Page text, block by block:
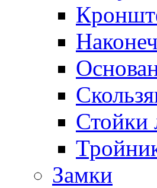
Стойки
Замки